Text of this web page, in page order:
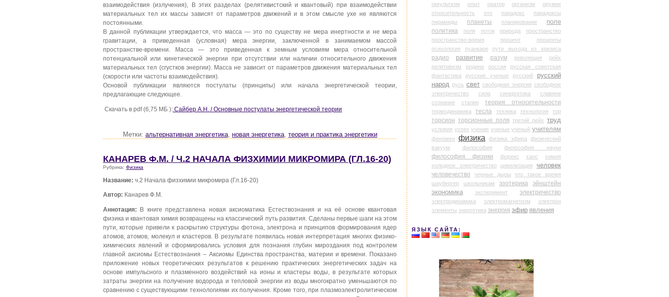
взаимодействия (излучения), В этих разделах (релятивистский и квантовый) при взаимодействии
материальных тел их массы зависят от параметров движений и в этом смысле ухе не являются
постоянными.
В данной публикации утверждается, что масса — это по существу не мера инертности и не мера
гравитации, а приведенная (условная) мера энергии, заключенной в занимаемом массой
пространстве-времени. Масса — это приведенная к земным условиям мера относительной
потенциальной или кинетической энергии при отсутствии или наличии относительного движения
материальных тел (сгустков энергии). Масса не зависит от параметров движения материальных тел
(скорости или частоты взаимодействия).
Основой публикации являются постулаты (принципы) или начала энергетической теории,
предлагающие следующее.
Скачать в pdf (6,75 МБ ): Сайбер А.Н. / Основные постулаты энергетической теории
Метки: альтернативная энергетика, новая энергетика, теория и практика энергетики
КАНАРЕВ Ф.М. / Ч.2 НАЧАЛА ФИЗХИМИИ МИКРОМИРА (ГЛ.16-20)
Рубрика: Физика
Название: ч.2 Начала физхимии микромира (Гл.16-20)
Автор: Канарев Ф.М.
Аннотация: В книге представлена новая аксиоматика Естествознания и на её основе квантовая
физика и квантовая химия возвращены на классический путь развития. Сделаны первые шаги на этом
пути, которые привели к раскрытию структуры фотона, электрона и принципов формирования ядер
атомов, атомов, молекул и кластеров. В результате появилась новая интерпретация многих физико-
химических явлений и сформировались условия для познания глубин мироздания под контролем
главной аксиомы Естествознания – Аксиомы Единства пространства, материи и времени. Показано
приложение новых теоретических результатов к решению практических энергетических задач на
основе импульсного и плазменного воздействий на ионы и кластеры воды, в результате которых
затраты энергии на получение водорода и тепловой энергии из воды многократно уменьшаются по
сравнению с существующими технологиями их получения. Кроме того, при плазмоэлектролитическом
оккультизм
опыт оратор организм
оружие
относительность
ото парадокс
парадоксы
пирамиды
планеты планирование
поле
политика
поля поток природа
пространство
пространство-время
процент
проценты
психология
пуанкаре пути выхода из кризиса
радио развитие разум революция
рейх
релятивизм
родина россия
русская советская
фантастика
русские ученые русский
русский
народ русь свет свободная энергия свободное
электричество
сила синергетика
славяне
сознание
сталин теория относительности
термодинамика тесла техника технология тор
торсион торсионные поля третий рейх труд
условия успех учение ученые ученый учителям
феномен физика физика эфира
физический
вакуум
философия философия науки
философия физики форекс хаос
химия
холодное электричество
цивилизация человек
человечество черные дыры
что такое время
шаубергер
школьникам эзотерика
эйнштейн
экономика
эксперимент электричество
электродинамика электромагнетизм
электрон
элементы энергетика энергия эфир явления
ЯЗЫК САЙТА: